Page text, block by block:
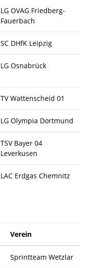
LG OVAG Friedberg-
Fauerbach
SC DHfK Leipzig
LG Osnabrück
TV Wattenscheid 01
LG Olympia Dortmund
TSV Bayer 04
Leverkusen
LAC Erdgas Chemnitz
Verein
Sprintteam Wetzlar